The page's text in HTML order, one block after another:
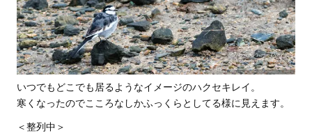
いつでもどこでも居るようなイメージのハクセキレイ。
寒くなったのでこころなしかふっくらとしてる様に見えます。
＜整列中＞